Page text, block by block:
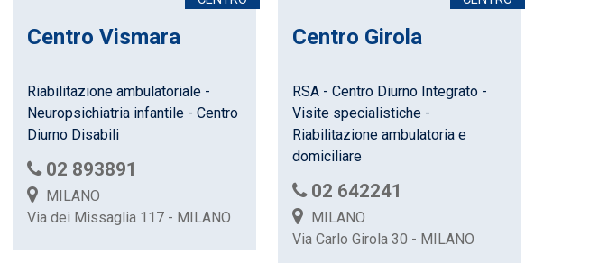
Centro Vismara
Riabilitazione ambulatoriale -
Neuropsichiatria infantile - Centro
Diurno Disabili
02 893891
MILANO
Via dei Missaglia 117 - MILANO
Centro Girola
RSA - Centro Diurno Integrato -
Visite specialistiche -
Riabilitazione ambulatoria e
domiciliare
02 642241
MILANO
Via Carlo Girola 30 - MILANO